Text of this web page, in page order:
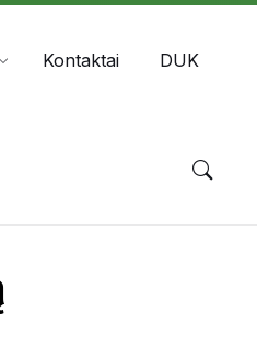
Kontaktai DUK